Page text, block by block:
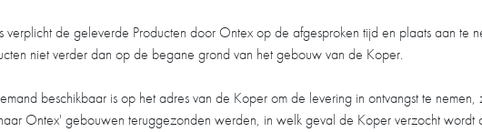
verplicht de geleverde Producten door Ontex op de afgesproken tijd en plaats aan te
niet verder dan op de begane grond van het gebouw van de Koper.
beschikbaar is op het adres van de Koper om de levering in ontvangst te
Ontex' gebouwen teruggezonden werden, in welk geval de Koper verzocht wordt